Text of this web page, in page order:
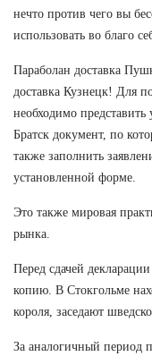
нечто против чего вы
использовать во благо
Параболан доставка
доставка Кузнецк! Для
необходимо
Братск документ, по
также заполнить
установленной форме.
Это также мировая
рынка.
Перед сдачей декларации
копию. В Стокгольме
короля, заседают
За аналогичный период